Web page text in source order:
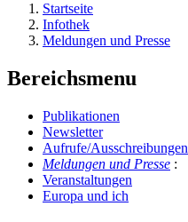
Startseite
Infothek
Meldungen und Presse
Bereichsmenu
Pu­bli­ka­tio­nen
Newslet­ter
Auf­ru­fe/Aus­schrei­bun­gen
Mel­dun­gen und Pres­se :
Ver­an­stal­tun­gen
Eu­ro­pa und ich